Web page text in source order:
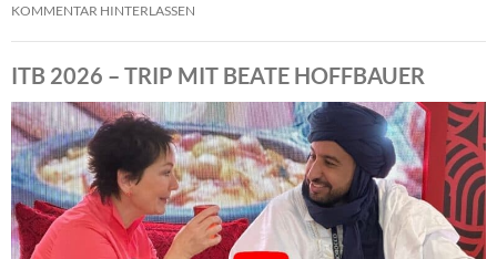
KOMMENTAR HINTERLASSEN
ITB 2026 – TRIP MIT BEATE HOFFBAUER